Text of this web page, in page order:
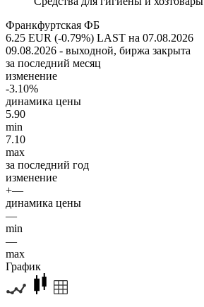
Франкфуртская ФБ
6.25 EUR (-0.79%) LAST на 07.08.2026
09.08.2026 - выходной, биржа закрыта
за последний месяц
изменение
-3.10%
динамика цены
5.90
min
7.10
max
за последний год
изменение
+—
динамика цены
—
min
—
max
График